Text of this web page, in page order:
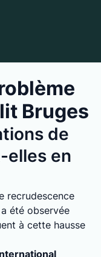
Bruges
de
elles en
recrudescence
été observée
à cette hausse